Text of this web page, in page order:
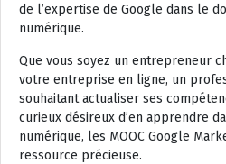
de l’expertise de Google dans le
numérique.
Que vous soyez un entrepreneur
votre entreprise en ligne, un
souhaitant actualiser ses
curieux désireux d’en apprendre
numérique, les MOOC Google
ressource précieuse.